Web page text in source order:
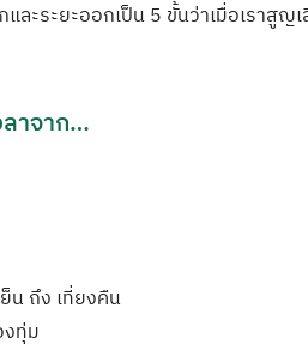
ะระยะออกเป็น 5 ขั้นว่าเมื่อเราสูญเ
าจาก…
น ถึง เที่ยงคืน
งทุ่ม